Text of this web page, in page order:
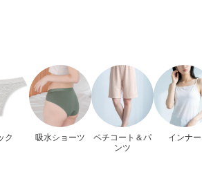
ク 吸水ショーツ
ペチコート＆パ
ンツ
インナー